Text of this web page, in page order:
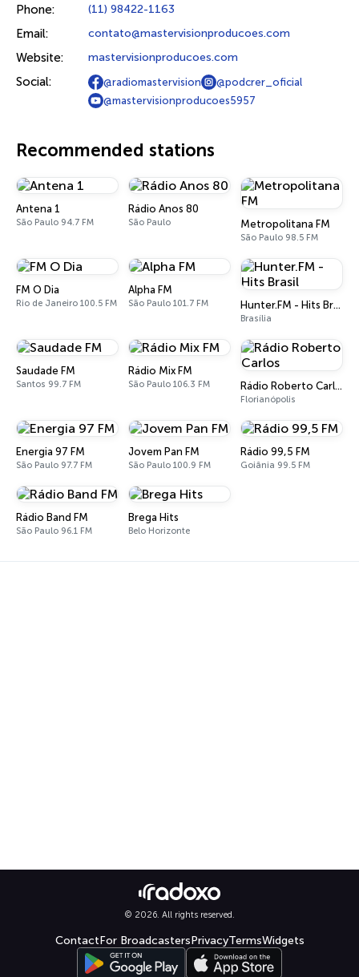
Phone: (11) 98422-1163
Email: contato@mastervisionproducoes.com
Website: mastervisionproducoes.com
Social: @radiomastervision
@podcrer_oficial
@mastervisionproducoes5957
Recommended stations
Antena 1
São Paulo 94.7 FM
Rádio Anos 80
São Paulo Metropolitana FM
São Paulo 98.5 FM
FM O Dia
Rio de Janeiro 100.5 FM
Alpha FM
São Paulo 101.7 FM Hunter.FM - Hits Brasil
Brasília
Saudade FM
Santos 99.7 FM
Rádio Mix FM
São Paulo 106.3 FM Rádio Roberto Carlos
Florianópolis
Energia 97 FM
São Paulo 97.7 FM
Jovem Pan FM
São Paulo 100.9 FM
Rádio 99,5 FM
Goiânia 99.5 FM
Rádio Band FM
São Paulo 96.1 FM
Brega Hits
Belo Horizonte
© 2026. All rights reserved.
ContactFor BroadcastersPrivacyTermsWidgets